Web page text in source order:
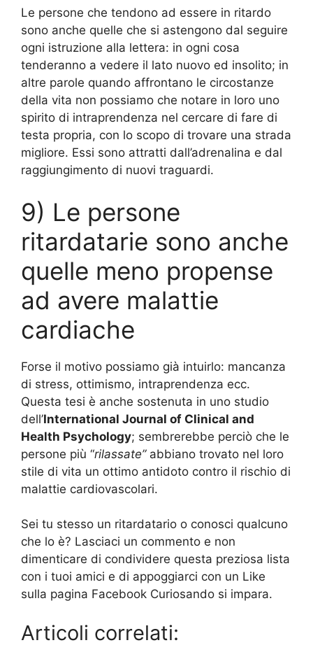
Le persone che tendono ad essere in ritardo
sono anche quelle che si astengono dal seguire
ogni istruzione alla lettera: in ogni cosa
tenderanno a vedere il lato nuovo ed insolito; in
altre parole quando affrontano le circostanze
della vita non possiamo che notare in loro uno
spirito di intraprendenza nel cercare di fare di
testa propria, con lo scopo di trovare una strada
migliore. Essi sono attratti dall’adrenalina e dal
raggiungimento di nuovi traguardi.
9) Le persone
ritardatarie sono anche
quelle meno propense
ad avere malattie
cardiache
Forse il motivo possiamo già intuirlo: mancanza
di stress, ottimismo, intraprendenza ecc.
Questa tesi è anche sostenuta in uno studio
dell’International Journal of Clinical and
Health Psychology; sembrerebbe perciò che le
persone più “rilassate” abbiano trovato nel loro
stile di vita un ottimo antidoto contro il rischio di
malattie cardiovascolari.
Sei tu stesso un ritardatario o conosci qualcuno
che lo è? Lasciaci un commento e non
dimenticare di condividere questa preziosa lista
con i tuoi amici e di appoggiarci con un Like
sulla pagina Facebook Curiosando si impara.
Articoli correlati: